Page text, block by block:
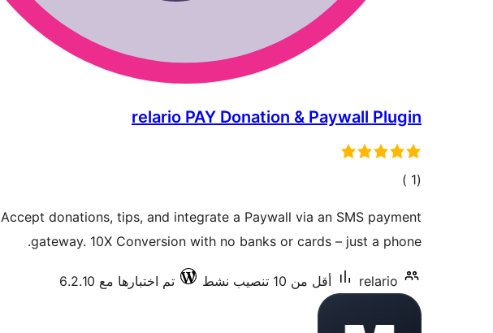
relario PAY Donation & Paywall Plugin
(1
إجمالي)
Accept donations, tips, and integrate a Paywall via an SMS payment
gateway. 10X Conversion with no banks or cards – just a phone.
relario أقل من 10 تنصيب نشط تم اختبارها مع 6.2.10